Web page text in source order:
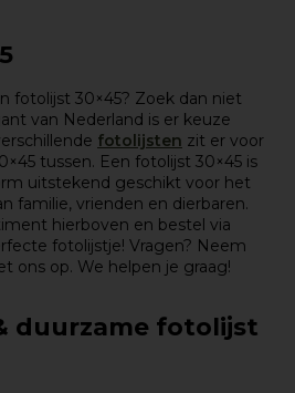
fotolijst 30×45? Zoek dan niet
van Nederland is er keuze
fotolijsten zit er voor
tussen. Een fotolijst 30×45 is
uitstekend geschikt voor het
familie, vrienden en dierbaren.
hierboven en bestel via
fotolijstje! Vragen? Neem
ons op. We helpen je graag!
duurzame fotolijst